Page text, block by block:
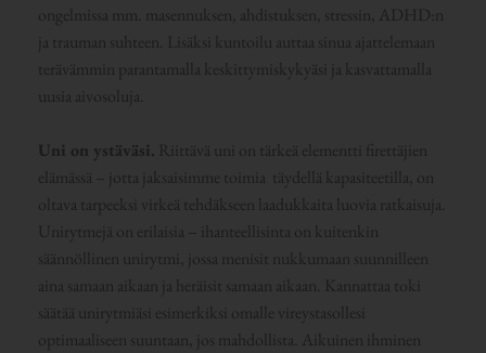
ongelmissa mm. masennuksen, ahdistuksen, stressin, ADHD:n
ja trauman suhteen. Lisäksi kuntoilu auttaa sinua ajattelemaan
terävämmin parantamalla keskittymiskykyäsi ja kasvattamalla
uusia aivosoluja.
Uni on ystäväsi. Riittävä uni on tärkeä elementti firettäjien
elämässä – jotta jaksaisimme toimia täydellä kapasiteetilla, on
oltava tarpeeksi virkeä tehdäkseen laadukkaita luovia ratkaisuja.
Unirytmejä on erilaisia – ihanteellisinta on kuitenkin
säännöllinen unirytmi, jossa menisit nukkumaan suunnilleen
aina samaan aikaan ja heräisit samaan aikaan. Kannattaa toki
säätää unirytmiäsi esimerkiksi omalle vireystasollesi
optimaaliseen suuntaan, jos mahdollista. Aikuinen ihminen